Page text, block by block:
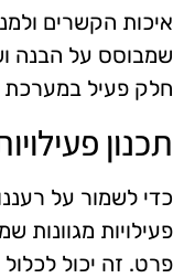
איכות הקשרים
שמבוסס על הבנה
חלק פעיל במערכת
תכנון
כדי לשמור על
פעילויות מגוונות
פרט. זה יכול לכלול